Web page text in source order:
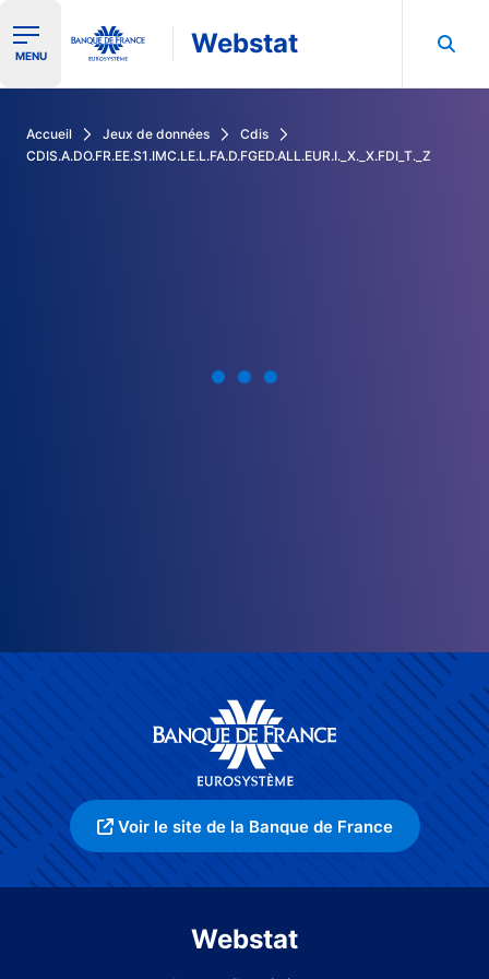
Ouvrir le menu de navigation
MENU Webstat
Accueil Jeux de données
Cdis
CDIS.A.DO.FR.EE.S1.IMC.LE.L.FA.D.FGED.ALL.EUR.I._X._X.FDI_T._Z
Voir le site de la Banque de France
Webstat